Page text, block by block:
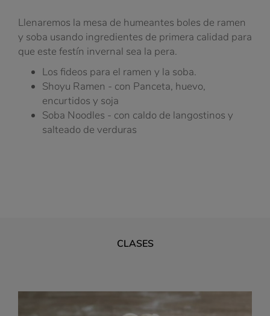
Llenaremos la mesa de humeantes boles de ramen
y soba usando ingredientes de primera calidad para
que este festín invernal sea la pera.
Los fideos para el ramen y la soba.
Shoyu Ramen - con Panceta, huevo,
encurtidos y soja
Soba Noodles - con caldo de langostinos y
salteado de verduras
CLASES